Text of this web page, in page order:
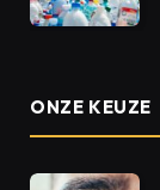
ONZE KEUZE